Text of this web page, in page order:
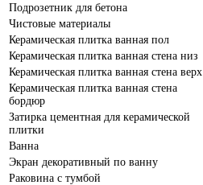
Подрозетник для бетона
Чистовые материалы
Керамическая плитка ванная пол
Керамическая плитка ванная стена низ
Керамическая плитка ванная стена верх
Керамическая плитка ванная стена
бордюр
Затирка цементная для керамической
плитки
Ванна
Экран декоративный по ванну
Раковина с тумбой